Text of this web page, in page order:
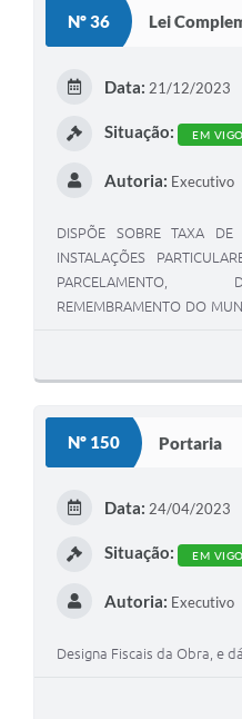
Nº 36 Lei
Data: 21/12/2023
Situação: EM
Autoria: Executivo
DISPÕE SOBRE TAXA
INSTALAÇÕES
PARCELAMENTO,
REMEMBRAMENTO DO
Nº 150 Portaria
Data: 24/04/2023
Situação: EM
Autoria: Executivo
Designa Fiscais da Obra, e